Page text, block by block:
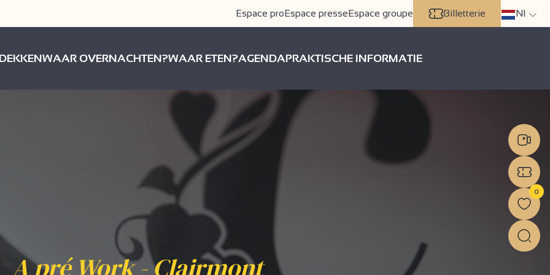
Espace proEspace presseEspace groupe Billetterie Nl
WAAR OVERNACHTEN?WAAR ETEN?AGENDAPRAKTISCHE INFORMATIE
A pré Work - Clairmont
0